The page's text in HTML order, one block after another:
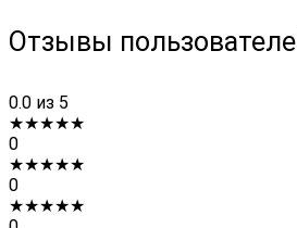
Отзывы
0.0 из 5
★★★★★
0
★★★★★
0
★★★★★